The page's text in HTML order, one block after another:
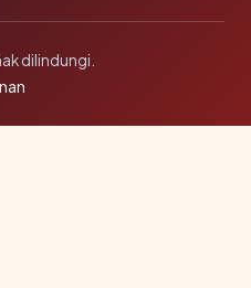
dilindungi.